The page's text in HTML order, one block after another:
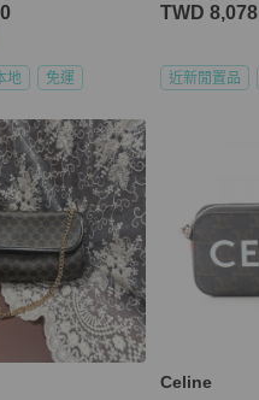
地 免運
TWD 8,078
近新閒置品
Celine